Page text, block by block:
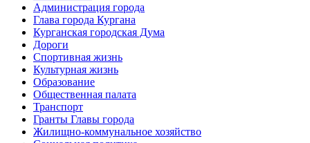
Администрация города
Глава города Кургана
Курганская городская Дума
Дороги
Спортивная жизнь
Культурная жизнь
Образование
Общественная палата
Транспорт
Гранты Главы города
Жилищно-коммунальное хозяйство